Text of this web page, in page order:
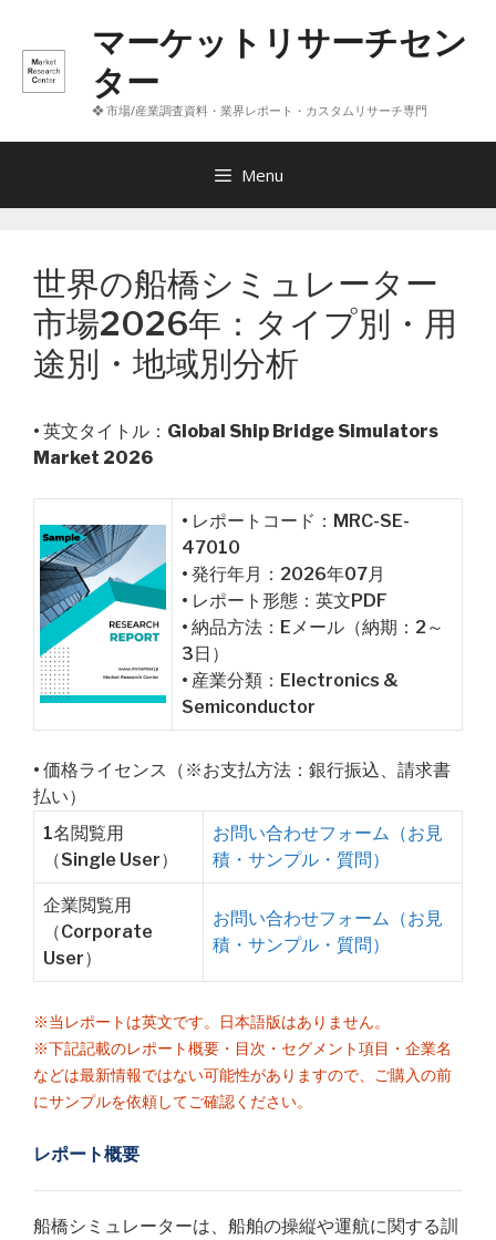
へ
マーケットリサーチセン
ター
❖ 市場/産業調査資料・業界レポート・カスタムリサーチ専門
Menu
世界の船橋シミュレーター
市場2026年：タイプ別・用
途別・地域別分析
• 英文タイトル： Global Ship Bridge Simulators
Market 2026
• レポートコード：MRC-SE-
47010
• 発行年月：2026年07月
• レポート形態：英文PDF
• 納品方法：Eメール（納期：2～
3日）
• 産業分類：Electronics &
Semiconductor
• 価格ライセンス（※お支払方法：銀行振込、請求書
払い）
1名閲覧用
（Single User）
お問い合わせフォーム（お見
積・サンプル・質問）
企業閲覧用
（Corporate
User）
お問い合わせフォーム（お見
積・サンプル・質問）
※当レポートは英文です。日本語版はありません。
※下記記載のレポート概要・目次・セグメント項目・企業名
などは最新情報ではない可能性がありますので、ご購入の前
にサンプルを依頼してご確認ください。
レポート概要
船橋シミュレーターは、船舶の操縦や運航に関する訓